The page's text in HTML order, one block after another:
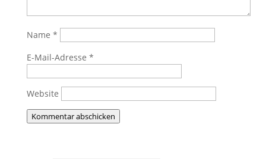
Name *
E-Mail-Adresse *
Website
Kommentar abschicken